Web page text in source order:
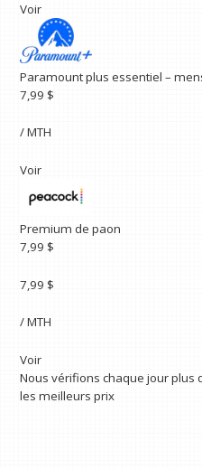
Voir
Paramount plus essentiel –
7,99 $
/ MTH
Voir
Premium de paon
7,99 $
7,99 $
/ MTH
Voir
Nous vérifions chaque jour
les meilleurs prix